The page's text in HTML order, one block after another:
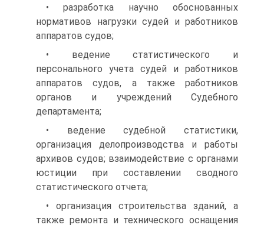
• разработка научно обоснованных
нормативов нагрузки судей и работников
аппаратов судов;
• ведение статистического и
персонального учета судей и работников
аппаратов судов, а также работников
органов и учреждений Судебного
департамента;
• ведение судебной статистики,
организация делопроизводства и работы
архивов судов; взаимодействие с органами
юстиции при составлении сводного
статистического отчета;
• организация строительства зданий, а
также ремонта и технического оснащения